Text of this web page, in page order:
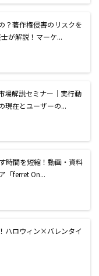
？著作権侵害のリスクを
が解説！マーケ...
場解説セミナー｜実行動
現在とユーザーの...
時間を短縮！動画・資料
「ferret On...
ハロウィン×バレンタイ